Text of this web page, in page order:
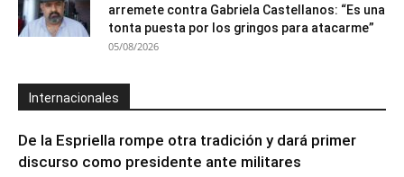
arremete contra Gabriela Castellanos: “Es una
tonta puesta por los gringos para atacarme”
05/08/2026
Internacionales
De la Espriella rompe otra tradición y dará primer
discurso como presidente ante militares